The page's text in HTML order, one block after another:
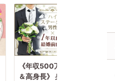
《年収500万円以上＆高学歴
＆高身長》 身だしなみに気を